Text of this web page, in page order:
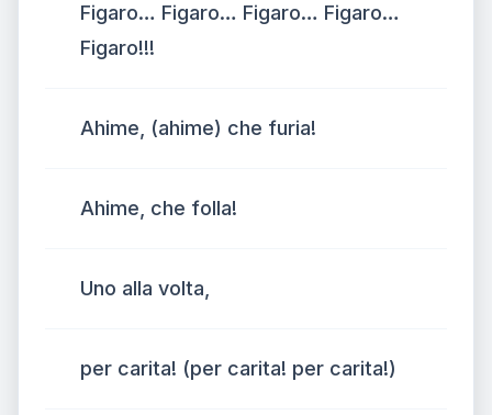
Figaro… Figaro… Figaro… Figaro…
Figaro!!!
Ahime, (ahime) che furia!
Ahime, che folla!
Uno alla volta,
per carita! (per carita! per carita!)